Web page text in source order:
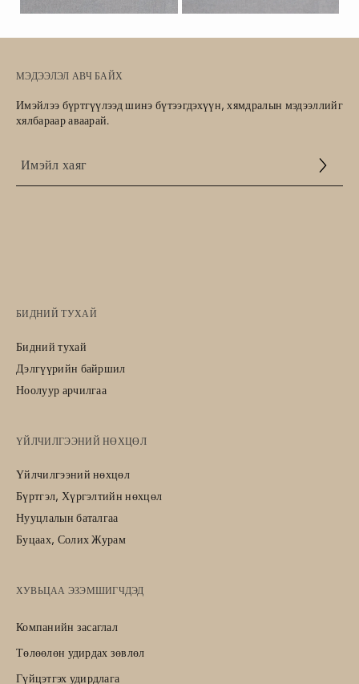
МЭДЭЭЛЭЛ АВЧ БАЙХ
Имэйлээ бүртгүүлээд шинэ бүтээгдэхүүн, хямдралын мэдээллийг
хялбараар аваарай.
БИДНИЙ ТУХАЙ
Бидний тухай
Дэлгүүрийн байршил
Ноолуур арчилгаа
ҮЙЛЧИЛГЭЭНИЙ НӨХЦӨЛ
Үйлчилгээний нөхцөл
Бүртгэл, Хүргэлтийн нөхцөл
Нууцлалын баталгаа
Буцаах, Солих Журам
ХУВЬЦАА ЭЗЭМШИГЧДЭД
Компанийн засаглал
Төлөөлөн удирдах зөвлөл
Гүйцэтгэх удирдлага